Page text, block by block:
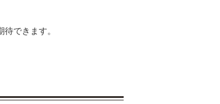
できます。